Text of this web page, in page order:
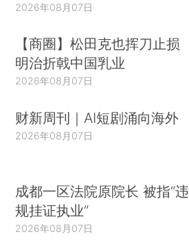
2026年08月07日
【商圈】松田克也挥刀止损
明治折戟中国乳业
2026年08月07日
财新周刊｜AI短剧涌向海外
2026年08月07日
成都一区法院原院长 被指“违
规挂证执业”
2026年08月07日